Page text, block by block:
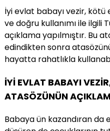
İyi evlat babayı vezir, kötü
ve doğru kullanımı ile ilgili
açıklama yapılmıştır. Bu
edindikten sonra
hayatta rahatlıkla
İYİ EVLAT BABAYI
ATASÖZÜNÜN
Babaya ün kazandıran da